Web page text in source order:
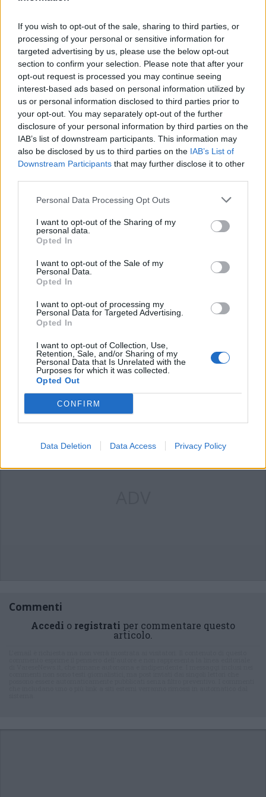
If you wish to opt-out of the sale, sharing to third parties, or
processing of your personal or sensitive information for
targeted advertising by us, please use the below opt-out
section to confirm your selection. Please note that after your
opt-out request is processed you may continue seeing
interest-based ads based on personal information utilized by
us or personal information disclosed to third parties prior to
your opt-out. You may separately opt-out of the further
disclosure of your personal information by third parties on the
IAB’s list of downstream participants. This information may
also be disclosed by us to third parties on the IAB’s List of
Downstream Participants that may further disclose it to other
Personal Data Processing Opt Outs
I want to opt-out of the Sharing of my
personal data.
Opted In
I want to opt-out of the Sale of my
Personal Data.
Opted In
I want to opt-out of processing my
Personal Data for Targeted Advertising.
Opted In
I want to opt-out of Collection, Use,
Retention, Sale, and/or Sharing of my
Personal Data that Is Unrelated with the
Purposes for which it was collected.
Opted Out
CONFIRM
Data Deletion Data Access Privacy Policy
Redazione VareseNews
redazione@varesenews.it
Noi della redazione di VareseNews crediamo che
una buona informazione contribuisca a migliorare
la vita di tutti. Ogni giorno lavoriamo cercando di
stimolare curiosità e spirito critico.
Abbonati a VareseNews
PIÙ INFORMAZIONI SU
camera di commercio di varese
LEGGI GLI ALTRI ARTICOLI DI
ADV
Commenti
Accedi o registrati per commentare questo
articolo.